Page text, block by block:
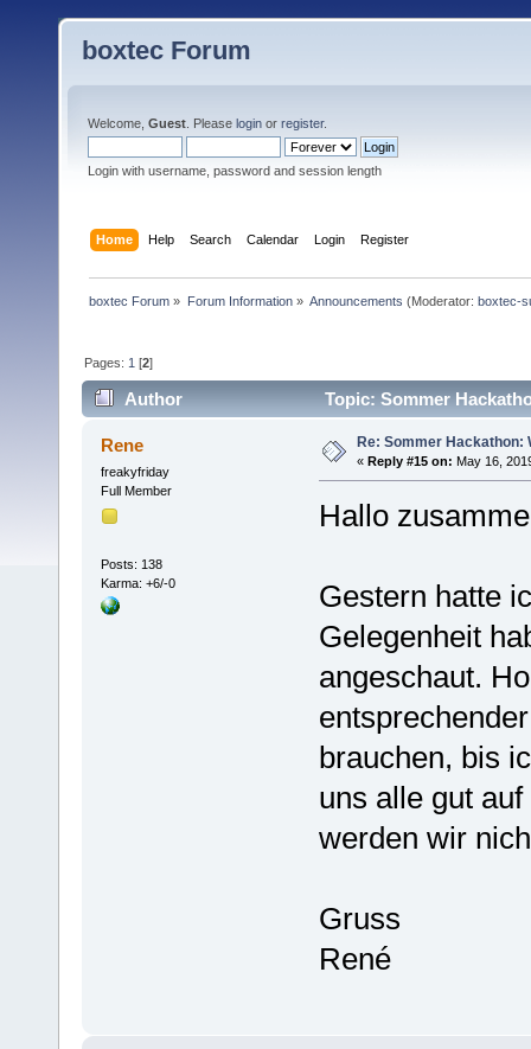
boxtec Forum
Welcome, Guest . Please login or register.
Login with username, password and session length
Home Help Search Calendar Login Register
boxtec Forum » Forum Information» Announcements (Moderator: boxtec-
Pages: 1 [2]
Author Topic: Sommer
Rene
freakyfriday
Full Member
Posts: 138
Karma: +6/-0
Re: Sommer
« Reply #15 on: May 16,
Hallo
Gestern hatte
Gelegenheit
angeschaut.
brauchen, bis
uns alle gut
werden wir
Gruss
René